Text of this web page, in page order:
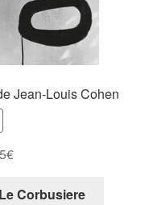
Jean-Louis Cohen
€
Corbusiere